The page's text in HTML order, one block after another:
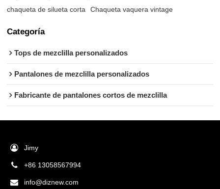
chaqueta de silueta corta
Chaqueta vaquera vintage
Categoría
Tops de mezclilla personalizados
Pantalones de mezclilla personalizados
Fabricante de pantalones cortos de mezclilla
Jimy
+86 13058567994
info@diznew.com